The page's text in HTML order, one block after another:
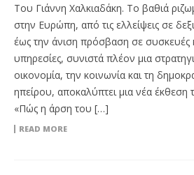
Του Γιάννη Χαλκιαδάκη. Το βαθιά
στην Ευρώπη, από τις ελλείψεις σε
έως την άνιση πρόσβαση σε συσκευές
υπηρεσίες, συνιστά πλέον μια
οικονομία, την κοινωνία και τη
ηπείρου, αποκαλύπτει μια νέα έκθεση
«Πώς η άρση του […]
READ MORE